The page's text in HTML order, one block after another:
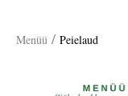
Menüü / Peielaud